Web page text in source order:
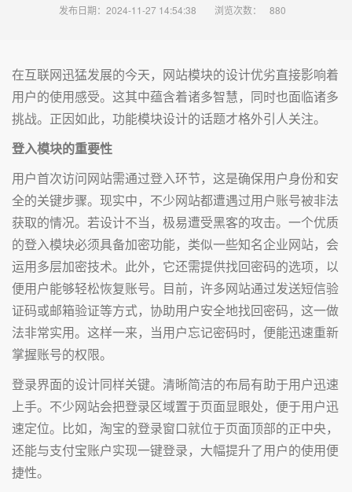
发布日期：2024-11-27 14:54:38 浏览次数： 880
在互联网迅猛发展的今天，网站模块的设计优劣直接影响着
用户的使用感受。这其中蕴含着诸多智慧，同时也面临诸多
挑战。正因如此，功能模块设计的话题才格外引人关注。
登入模块的重要性
用户首次访问网站需通过登入环节，这是确保用户身份和安
全的关键步骤。现实中，不少网站都遭遇过用户账号被非法
获取的情况。若设计不当，极易遭受黑客的攻击。一个优质
的登入模块必须具备加密功能，类似一些知名企业网站，会
运用多层加密技术。此外，它还需提供找回密码的选项，以
便用户能够轻松恢复账号。目前，许多网站通过发送短信验
证码或邮箱验证等方式，协助用户安全地找回密码，这一做
法非常实用。这样一来，当用户忘记密码时，便能迅速重新
掌握账号的权限。
登录界面的设计同样关键。清晰简洁的布局有助于用户迅速
上手。不少网站会把登录区域置于页面显眼处，便于用户迅
速定位。比如，淘宝的登录窗口就位于页面顶部的正中央，
还能与支付宝账户实现一键登录，大幅提升了用户的使用便
捷性。